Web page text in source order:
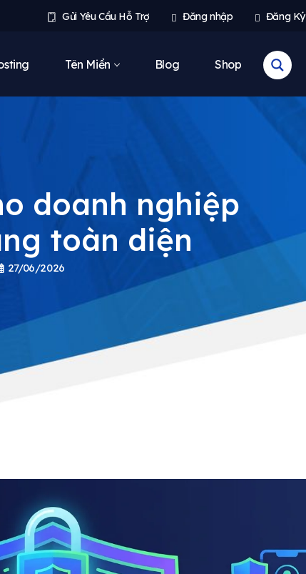
Gửi Yêu Cầu Hỗ Trợ Đăng nhập Đăng Ký
Tên Miền Blog Shop
doanh nghiệp
toàn diện
27/06/2026